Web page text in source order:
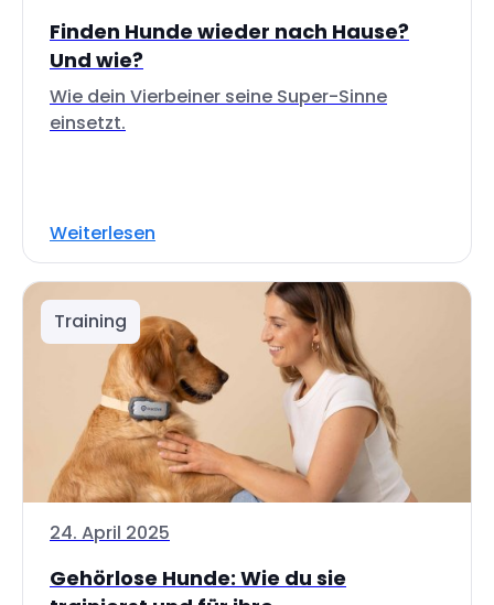
Finden Hunde wieder nach Hause?
Und wie?
Wie dein Vierbeiner seine Super-Sinne
einsetzt.
Weiterlesen
Training
24. April 2025
Gehörlose Hunde: Wie du sie